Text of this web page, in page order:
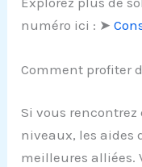
numéro ici : ➤
Comment profiter
Si vous
niveaux, les aides
meilleures alliées.